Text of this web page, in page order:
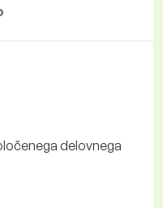
delovnega